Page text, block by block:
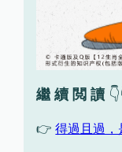
繼 續 閲 讀
👉得過且過，